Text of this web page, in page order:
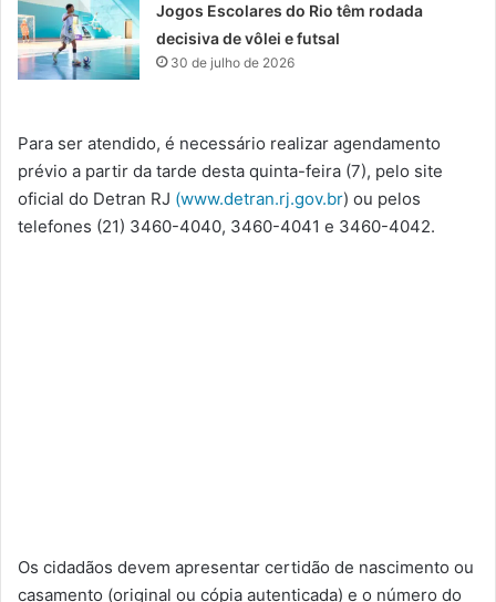
Jogos Escolares do Rio têm rodada
decisiva de vôlei e futsal
30 de julho de 2026
Para ser atendido, é necessário realizar agendamento
prévio a partir da tarde desta quinta-feira (7), pelo site
oficial do Detran RJ (www.detran.rj.gov.br) ou pelos
telefones (21) 3460-4040, 3460-4041 e 3460-4042.
Os cidadãos devem apresentar certidão de nascimento ou
casamento (original ou cópia autenticada) e o número do